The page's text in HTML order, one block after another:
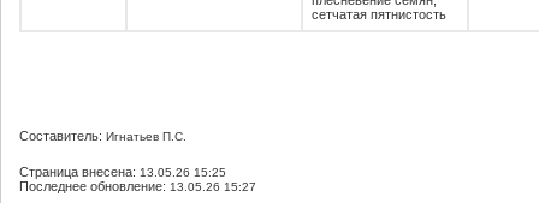
сетчатая пятнистость
Составитель: Игнатьев П.С.
Страница внесена: 13.05.26 15:25
Последнее обновление: 13.05.26 15:27